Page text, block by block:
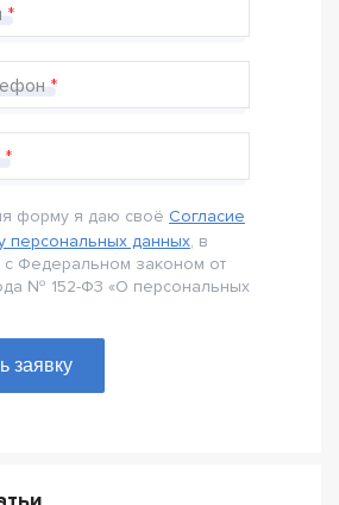
форму я даю своё Согласие
персональных данных, в
с Федеральном законом от
№ 152-Ф3 «О персональных
заявку